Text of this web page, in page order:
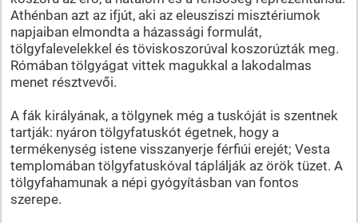
Athénban azt az ifjút, aki az eleusziszi misztériumok
napjaiban elmondta a házassági formulát,
tölgyfalevelekkel és töviskoszorúval koszorúzták meg.
Rómában tölgyágat vittek magukkal a lakodalmas
menet résztvevői.
A fák királyának, a tölgynek még a tuskóját is szentnek
tartják: nyáron tölgyfatuskót égetnek, hogy a
termékenység istene visszanyerje férfiúi erejét; Vesta
templomában tölgyfatuskóval táplálják az örök tüzet. A
tölgyfahamunak a népi gyógyításban van fontos
szerepe.